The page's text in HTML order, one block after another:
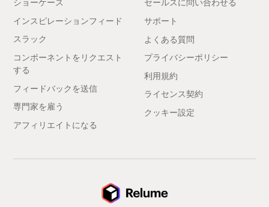
ショーケース
インスピレーションフィード
スラック
コンポーネントをリクエスト
する
フィードバックを送信
専門家を雇う
アフィリエイトになる
セールスに問い合わせる
サポート
よくある質問
プライバシーポリシー
利用規約
ライセンス契約
クッキー設定